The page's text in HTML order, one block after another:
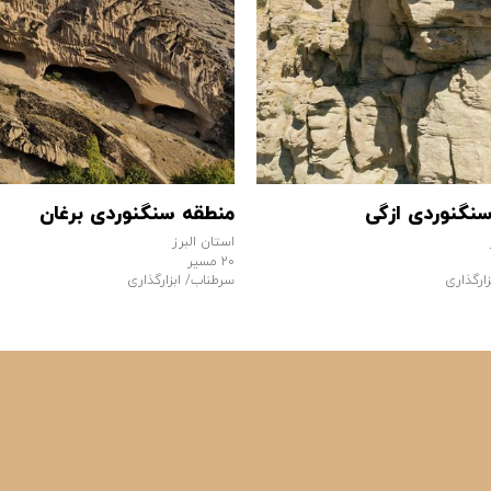
ازگی منطقه سنگنوردی برغان
استان البرز
۲۰ مسیر
سرطناب/ ابزارگذاری